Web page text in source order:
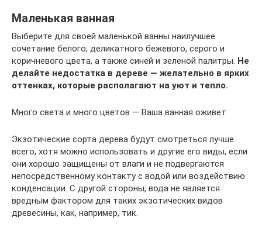
Маленькая ванная
Выберите для своей маленькой ванны наилучшее
сочетание белого, деликатного бежевого, серого и
коричневого цвета, а также синей и зеленой палитры. Не
делайте недостатка в дереве — желательно в ярких
оттенках, которые располагают на уют и тепло.
Много света и много цветов — Ваша ванная оживет
Экзотические сорта дерева будут смотреться лучше
всего, хотя можно использовать и другие его виды, если
они хорошо защищены от влаги и не подвергаются
непосредственному контакту с водой или воздействию
конденсации. С другой стороны, вода не является
вредным фактором для таких экзотических видов
древесины, как, например, тик.